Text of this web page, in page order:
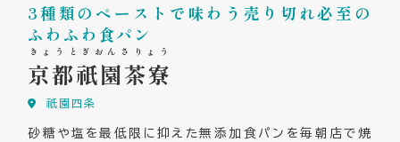
3種類のペーストで味わう売り切れ必至の
ふわふわ食パン
京都祇園茶寮
きょうとぎおんさりょう
祇園四条
砂糖や塩を最低限に抑えた無添加食パンを毎朝店で焼